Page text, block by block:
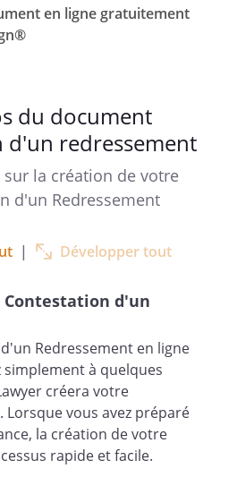
en ligne gratuitement
du
bien trouver ci-joint
des rectifications aux
suivantes :
du document
d'un redressement
la création de votre
d'un Redressement
| Développer tout
d'un
Redressement en ligne
simplement à quelques
créera votre
vous avez préparé
la création de votre
rapide et facile.